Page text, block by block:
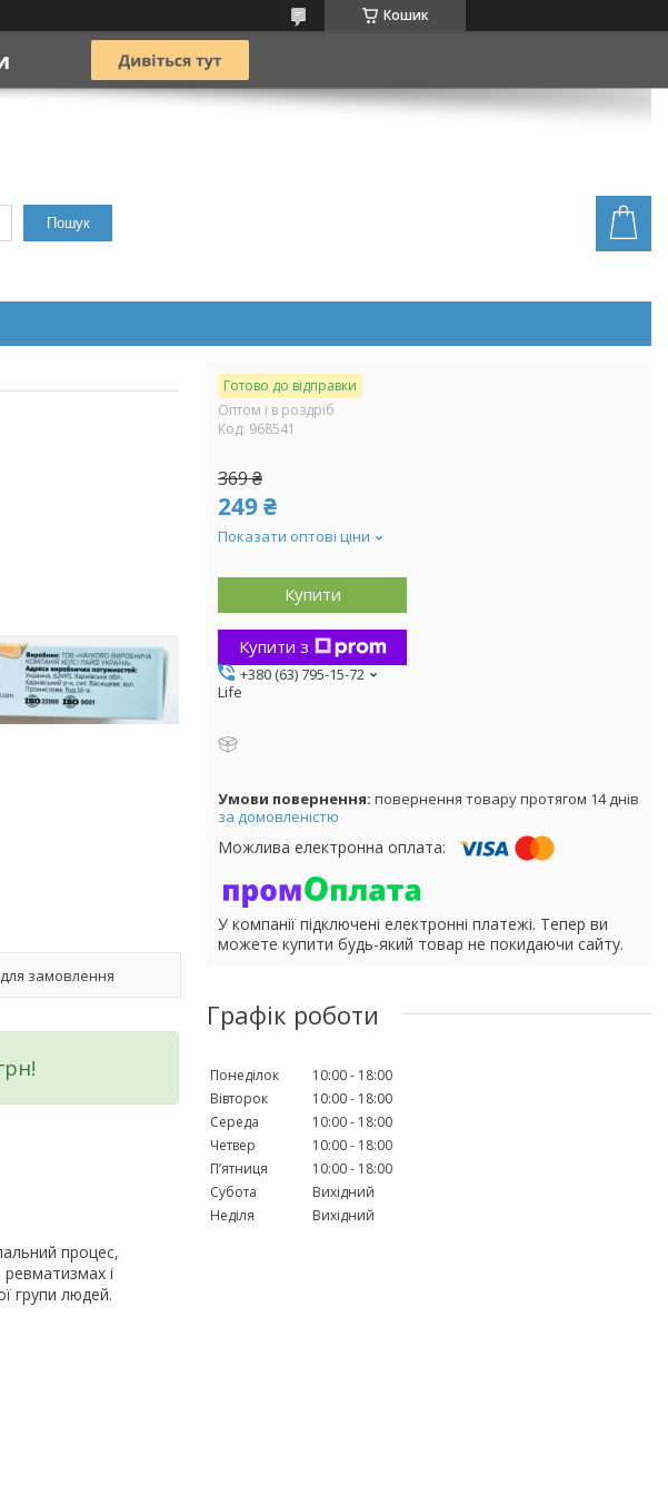
Кошик
Пошук
замовлення
процес,
ревматизмах і
групи людей.
Готово до відправки
Оптом і в роздріб
Код: 968541
369 ₴
249 ₴
Показати оптові ціни
Купити
Купити з
+380 (63) 795-15-72
Life
повернення товару протягом 14 днів
за домовленістю
У компанії підключені електронні платежі. Тепер ви
можете купити будь-який товар не покидаючи сайту.
Графік роботи
Понеділок 10:00
18:00
Вівторок
10:00
18:00
Середа
10:00
18:00
Четвер
10:00
18:00
Пʼятниця
10:00
18:00
Субота
Вихідний
Неділя
Вихідний